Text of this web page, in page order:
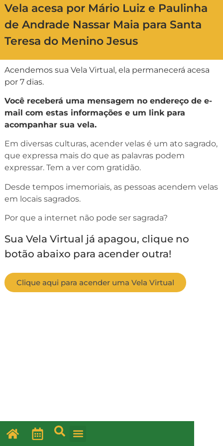
Vela acesa por Mário Luiz e Paulinha
de Andrade Nassar Maia para Santa
Teresa do Menino Jesus
Acendemos sua Vela Virtual, ela permanecerá acesa
por 7 dias.
Você receberá uma mensagem no endereço de e-
mail com estas informações e um link para
acompanhar sua vela.
Em diversas culturas, acender velas é um ato sagrado,
que expressa mais do que as palavras podem
expressar. Tem a ver com gratidão.
Desde tempos imemoriais, as pessoas acendem velas
em locais sagrados.
Por que a internet não pode ser sagrada?
Sua Vela Virtual já apagou, clique no
botão abaixo para acender outra!
Clique aqui para acender uma Vela Virtual